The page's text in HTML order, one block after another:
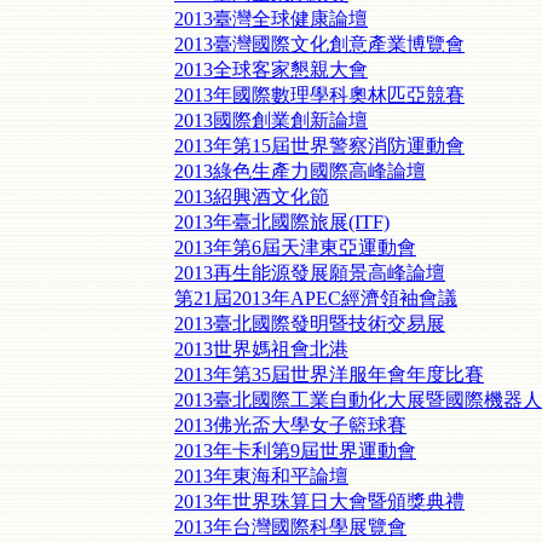
2013臺灣全球健康論壇
2013臺灣國際文化創意產業博覽會
2013全球客家懇親大會
2013年國際數理學科奧林匹亞競賽
2013國際創業創新論壇
2013年第15屆世界警察消防運動會
2013綠色生產力國際高峰論壇
2013紹興酒文化節
2013年臺北國際旅展(ITF)
2013年第6屆天津東亞運動會
2013再生能源發展願景高峰論壇
第21屆2013年APEC經濟領袖會議
2013臺北國際發明暨技術交易展
2013世界媽祖會北港
2013年第35屆世界洋服年會年度比賽
2013臺北國際工業自動化大展暨國際機器
2013佛光盃大學女子籃球賽
2013年卡利第9屆世界運動會
2013年東海和平論壇
2013年世界珠算日大會暨頒獎典禮
2013年台灣國際科學展覽會